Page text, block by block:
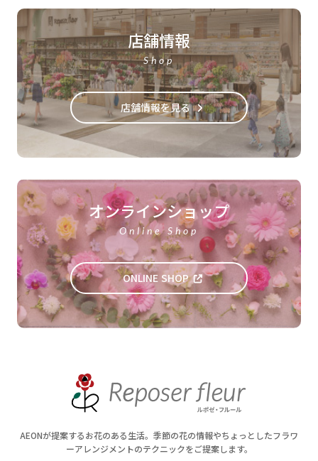
店舗情報
Shop
店舗情報を見る
オンラインショップ
Online Shop
ONLINE SHOP
AEONが提案するお花のある生活。季節の花の情報やちょっとしたフラワ
ーアレンジメントのテクニックをご提案します。